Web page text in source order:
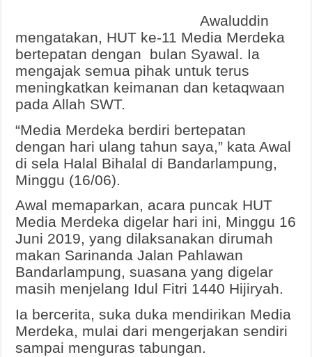
Awaluddin
mengatakan, HUT ke-11 Media Merdeka
bertepatan dengan bulan Syawal. Ia
mengajak semua pihak untuk terus
meningkatkan keimanan dan ketaqwaan
pada Allah SWT.
“Media Merdeka berdiri bertepatan
dengan hari ulang tahun saya,” kata Awal
di sela Halal Bihalal di Bandarlampung,
Minggu (16/06).
Awal memaparkan, acara puncak HUT
Media Merdeka digelar hari ini, Minggu 16
Juni 2019, yang dilaksanakan dirumah
makan Sarinanda Jalan Pahlawan
Bandarlampung, suasana yang digelar
masih menjelang Idul Fitri 1440 Hijiryah.
Ia bercerita, suka duka mendirikan Media
Merdeka, mulai dari mengerjakan sendiri
sampai menguras tabungan.